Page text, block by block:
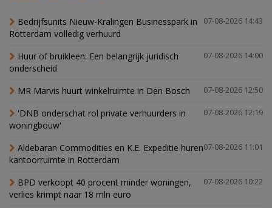
07-08-2026 14:43
Bedrijfsunits Nieuw-Kralingen Businesspark in
Rotterdam volledig verhuurd
07-08-2026 14:00
Huur of bruikleen: Een belangrijk juridisch
onderscheid
07-08-2026 12:50
MR Marvis huurt winkelruimte in Den Bosch
07-08-2026 12:19
'DNB onderschat rol private verhuurders in
woningbouw'
07-08-2026 11:01
Aldebaran Commodities en K.E. Expeditie huren
kantoorruimte in Rotterdam
07-08-2026 10:22
BPD verkoopt 40 procent minder woningen,
verlies krimpt naar 18 mln euro